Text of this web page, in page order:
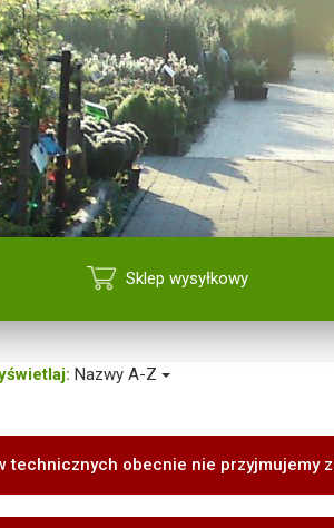
Sklep wysyłkowy
Nazwy A-Z
technicznych obecnie nie przyjmujemy